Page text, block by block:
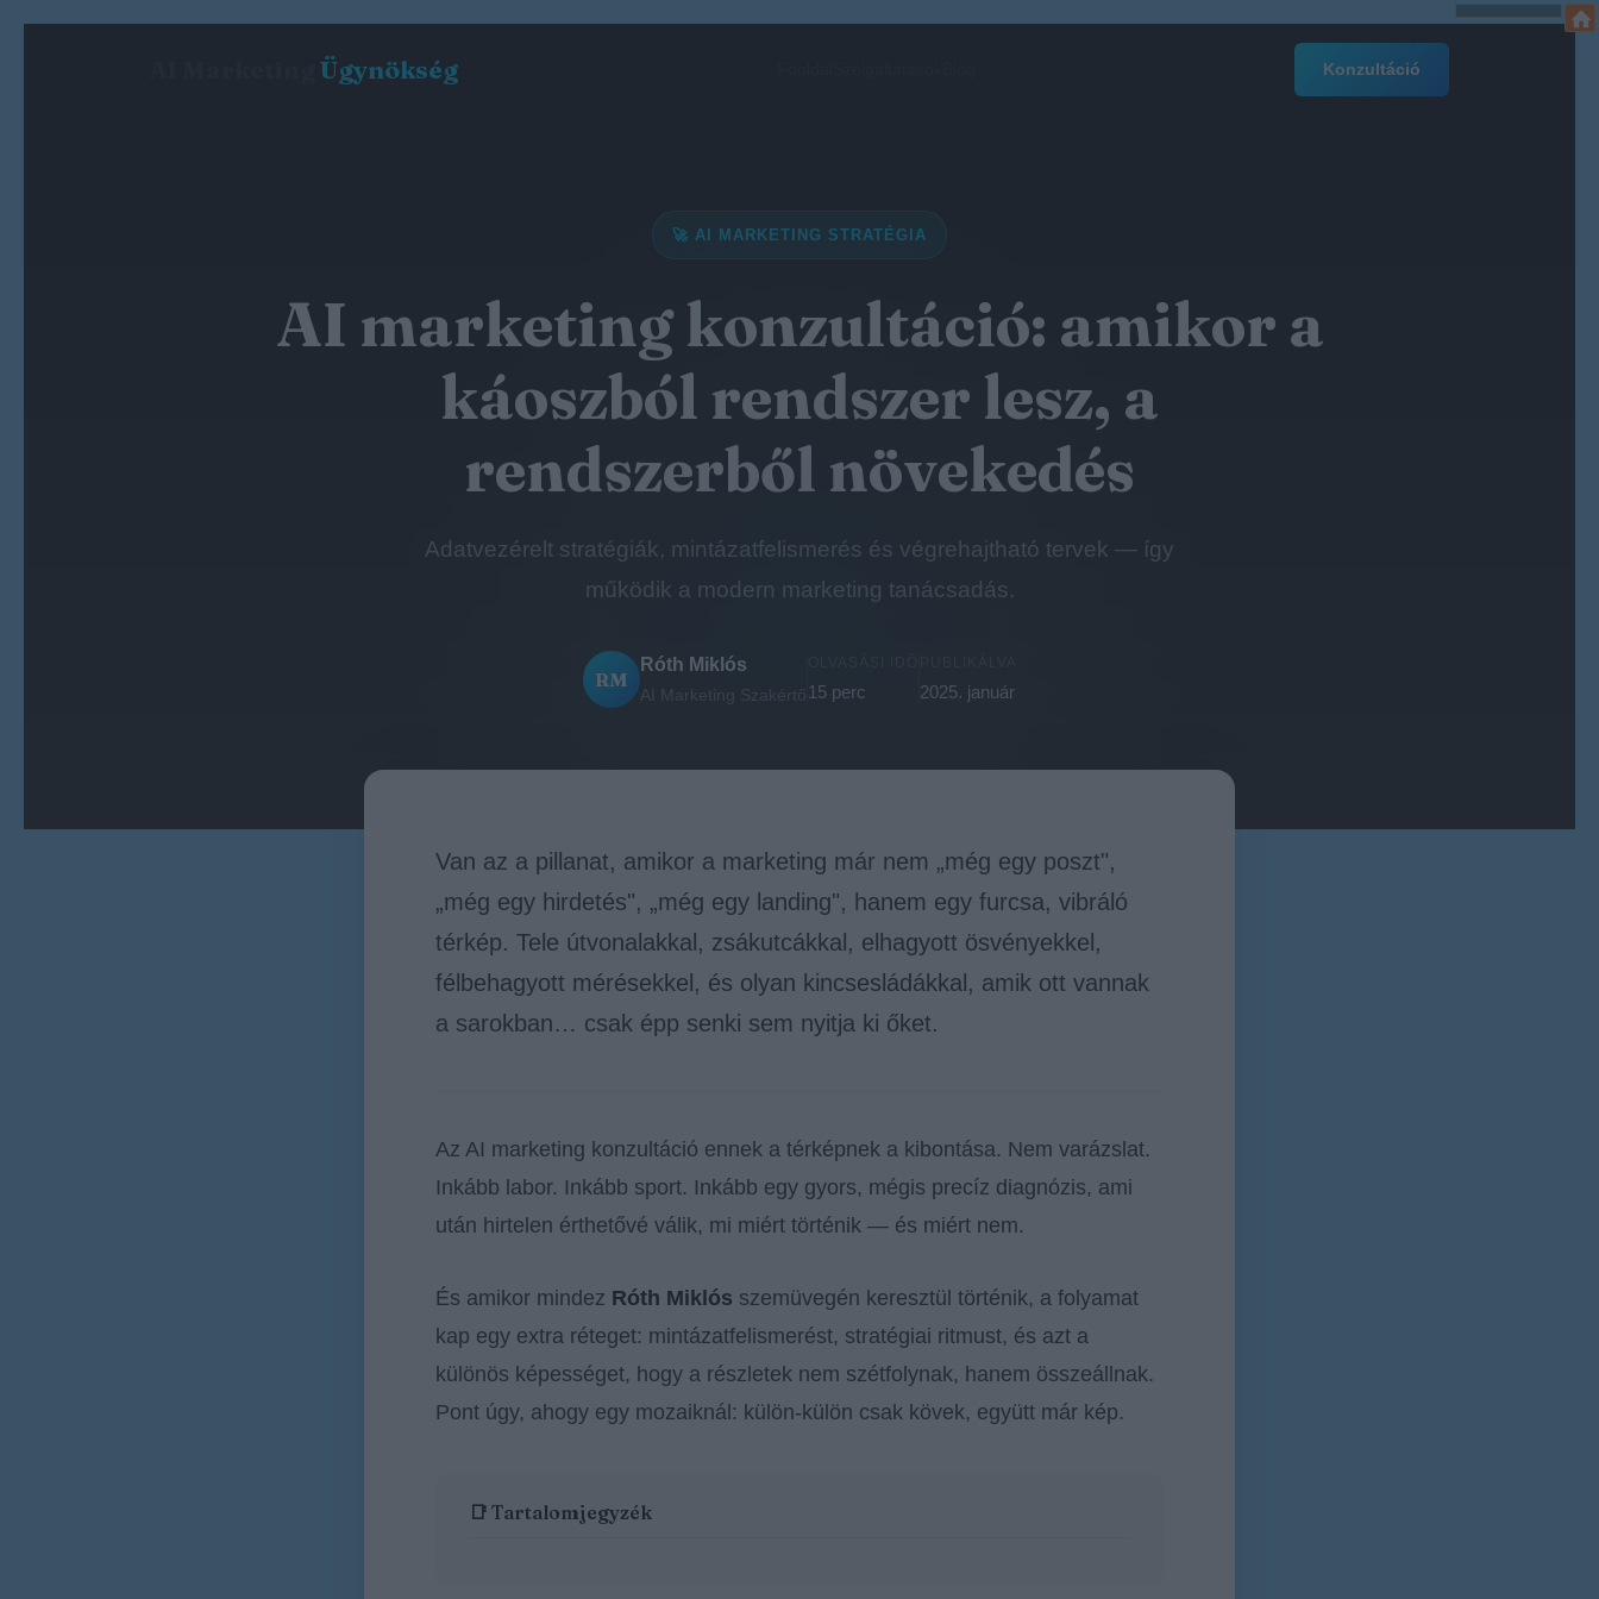
Ügynökség Konzultáció
🚀 AI MARKETING STRATÉGIA
AI marketing konzultáció: amikor a
káoszból rendszer lesz, a
rendszerből növekedés
Adatvezérelt stratégiák, mintázatfelismerés és végrehajtható tervek — így
működik a modern marketing tanácsadás.
RM
Róth Miklós
15 perc 2025. január
Van az a pillanat, amikor a marketing már nem „még egy poszt",
„még egy hirdetés", „még egy landing", hanem egy furcsa, vibráló
térkép. Tele útvonalakkal, zsákutcákkal, elhagyott ösvényekkel,
félbehagyott mérésekkel, és olyan kincsesládákkal, amik ott vannak
a sarokban… csak épp senki sem nyitja ki őket.
Az AI marketing konzultáció ennek a térképnek a kibontása. Nem varázslat.
Inkább labor. Inkább sport. Inkább egy gyors, mégis precíz diagnózis, ami
után hirtelen érthetővé válik, mi miért történik — és miért nem.
És amikor mindez Róth Miklós szemüvegén keresztül történik, a folyamat
kap egy extra réteget: mintázatfelismerést, stratégiai ritmust, és azt a
különös képességet, hogy a részletek nem szétfolynak, hanem összeállnak.
Pont úgy, ahogy egy mozaiknál: külön-külön csak kövek, együtt már kép.
📑 Tartalomjegyzék